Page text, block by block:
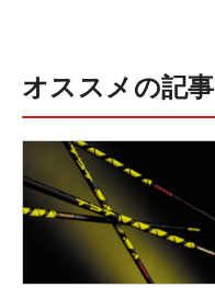
オススメの記事